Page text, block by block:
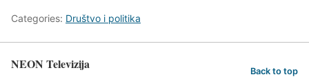
Categories: Društvo i politika
NEON Televizija Back to top